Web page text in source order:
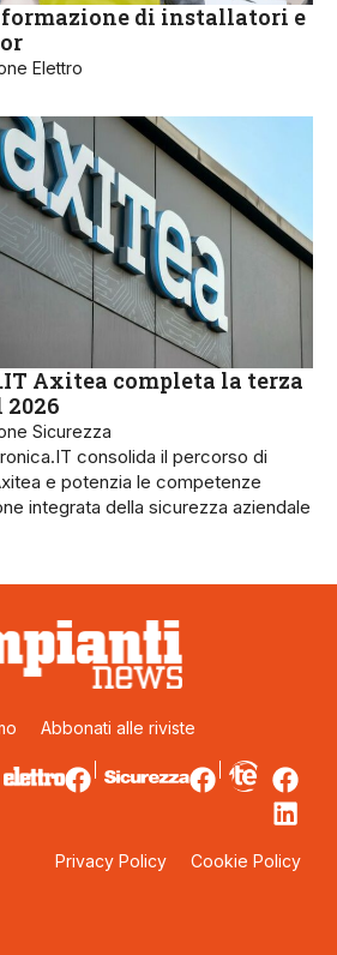
formazione di installatori e
Elettro
Axitea completa la terza
Sicurezza
consolida il percorso di
e potenzia le competenze
integrata della sicurezza aziendale
Abbonati alle riviste
Privacy Policy Cookie Policy